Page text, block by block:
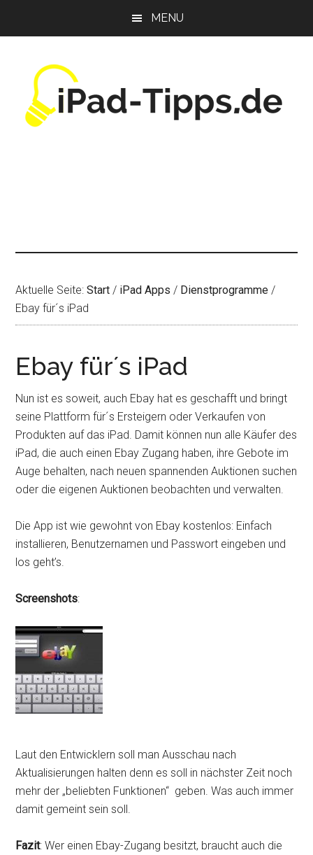
MENU
Aktuelle Seite:Start / iPad Apps / Dienstprogramme /
Ebay für´s iPad
Ebay für´s iPad
Nun ist es soweit, auch Ebay hat es geschafft und bringt
seine Plattform für´s Ersteigern oder Verkaufen von
Produkten auf das iPad. Damit können nun alle Käufer des
iPad, die auch einen Ebay Zugang haben, ihre Gebote im
Auge behalten, nach neuen spannenden Auktionen suchen
oder die eigenen Auktionen beobachten und verwalten.
Die App ist wie gewohnt von Ebay kostenlos: Einfach
installieren, Benutzernamen und Passwort eingeben und
los geht’s.
Screenshots:
Laut den Entwicklern soll man Ausschau nach
Aktualisierungen halten denn es soll in nächster Zeit noch
mehr der „beliebten Funktionen“ geben. Was auch immer
damit gemeint sein soll.
Fazit: Wer einen Ebay-Zugang besitzt, braucht auch die